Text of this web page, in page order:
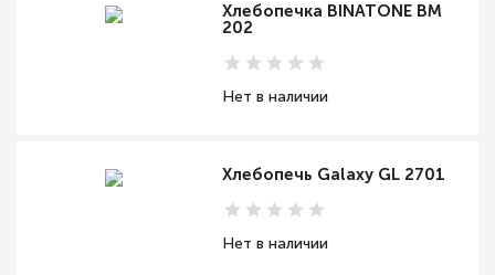
Хлебопечка BINATONE BM
202
Нет в наличии
Хлебопечь Galaxy GL 2701
Нет в наличии